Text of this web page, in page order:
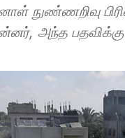
நுண்ணறிவு
அந்த பதவிக்கு